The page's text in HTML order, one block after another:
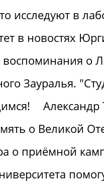
исследуют в
в новостях
о
Зауралья.
о Великой
о приёмной